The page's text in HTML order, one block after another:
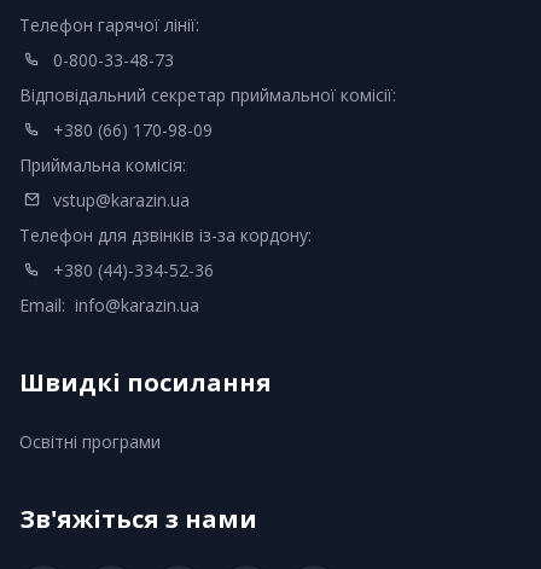
Телефон гарячої лінії:
0-800-33-48-73
Відповідальний секретар приймальної комісії:
+380 (66) 170-98-09
Приймальна комісія:
vstup@karazin.ua
Телефон для дзвінків із-за кордону:
+380 (44)-334-52-36
Email: info@karazin.ua
Швидкі посилання
Освітні програми
Зв'яжіться з нами